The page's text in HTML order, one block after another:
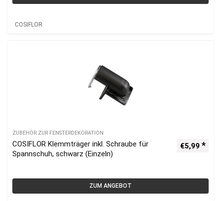
COSIFLOR
ZUBEHÖR ZUR FENSTERDEKORATION
COSIFLOR Klemmträger inkl. Schraube für
Spannschuh, schwarz (Einzeln)
€5,99
ZUM ANGEBOT